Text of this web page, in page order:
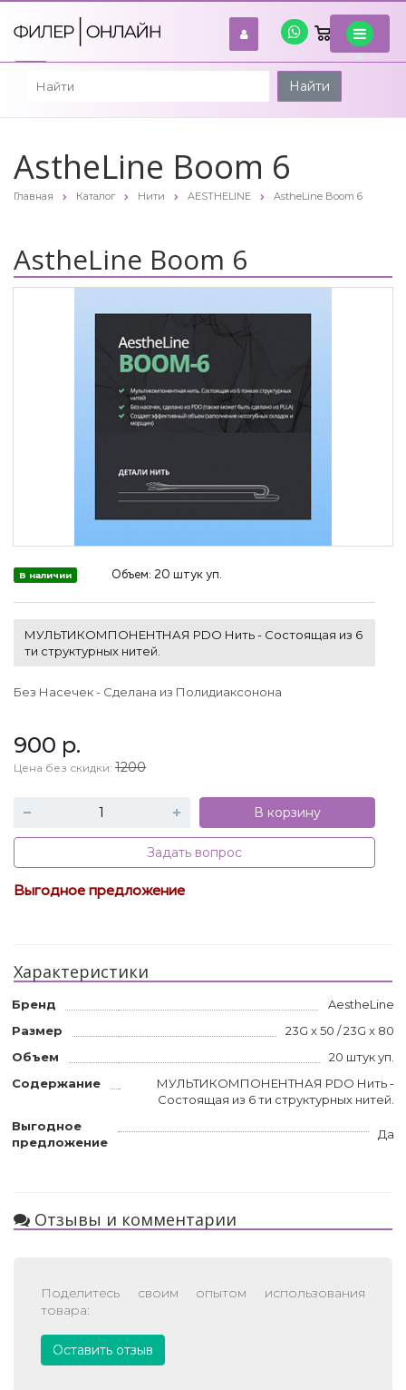
войти
Найти
AstheLine Boom 6
Главная Каталог Нити AESTHELINE AstheLine Boom 6
AstheLine Boom 6
В наличии Объем: 20 штук уп.
МУЛЬТИКОМПОНЕНТНАЯ PDO Нить - Состоящая из 6
ти структурных нитей.
Без Насечек - Сделана из Полидиаксонона
900 р.
Цена без скидки: 1200
В корзину
Задать вопрос
Выгодное предложение
Характеристики
Бренд
AestheLine
Размер
23G x 50 / 23G x 80
Объем
20 штук уп.
Содержание
МУЛЬТИКОМПОНЕНТНАЯ PDO Нить -
Состоящая из 6 ти структурных нитей.
Выгодное
предложение
Да
Отзывы и комментарии
Поделитесь своим опытом использования
товара:
Оставить отзыв